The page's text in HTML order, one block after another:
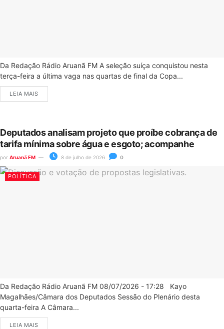
Da Redação Rádio Aruanã FM A seleção suíça conquistou nesta
terça-feira a última vaga nas quartas de final da Copa...
LEIA MAIS
Deputados analisam projeto que proíbe cobrança de
tarifa mínima sobre água e esgoto; acompanhe
por Aruanã FM 8 de julho de 2026 0
POLÍTICA
Da Redação Rádio Aruanã FM 08/07/2026 - 17:28 Kayo
Magalhães/Câmara dos Deputados Sessão do Plenário desta
quarta-feira A Câmara...
LEIA MAIS